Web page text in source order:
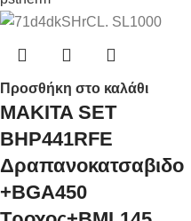
Προσθήκη στο καλάθι
MAKITA SET
BHP441RFE
Δραπανοκατσαβιδο
+BGA450